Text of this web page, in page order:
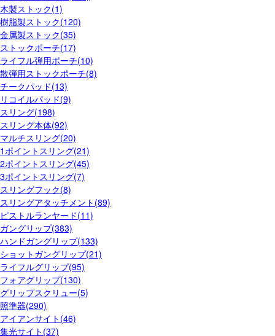
木製ストック(1)
樹脂製ストック(120)
金属製ストック(35)
ストックポーチ(17)
ライフル弾用ポーチ(10)
散弾用ストックポーチ(8)
チークパッド(13)
リコイルパッド(9)
スリング(198)
スリング本体(92)
マルチスリング(20)
1ポイントスリング(21)
2ポイントスリング(45)
3ポイントスリング(7)
スリングフック(8)
スリングアタッチメント(89)
ピストルランヤード(11)
ガングリップ(383)
ハンドガングリップ(133)
ショットガングリップ(21)
ライフルグリップ(95)
フォアグリップ(130)
グリップスクリュー(5)
照準器(290)
アイアンサイト(46)
集光サイト(37)